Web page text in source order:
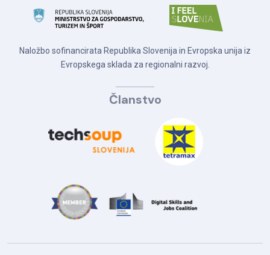
Naložbo sofinancirata Republika Slovenija in Evropska unija iz
Evropskega sklada za regionalni razvoj.
Članstvo